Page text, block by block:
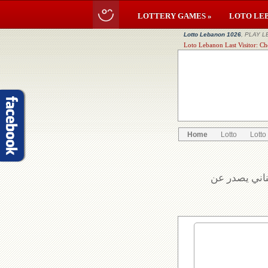
LOTTERY GAMES » LOTO
Lotto Lebanon 1026 , PLAY
Loto Lebanon Last Visitor:
Home Lotto
يصدر عن